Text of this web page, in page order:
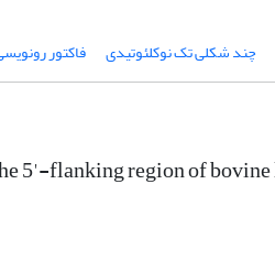
چند شکلی تک نوکلئوتیدی ‌فاکتور
5'-flanking region of